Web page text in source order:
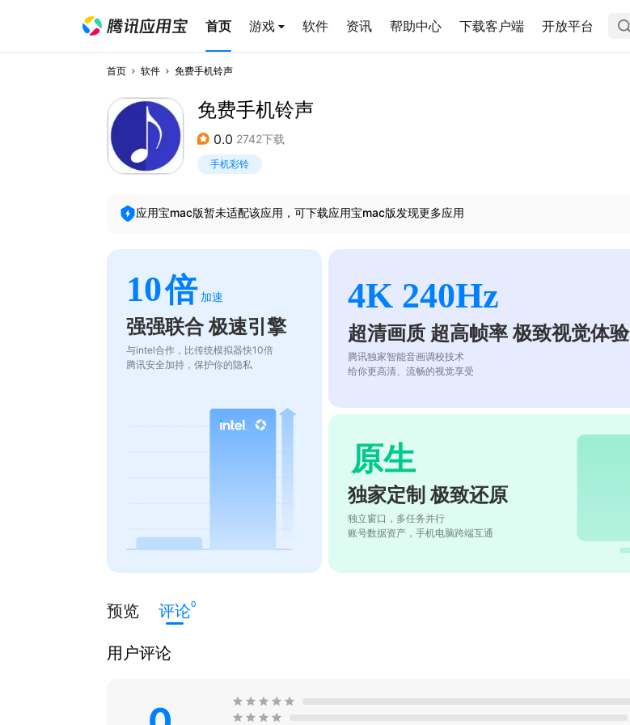
首页 游戏 软件 资讯 帮助中心 下载客户端 开放平台
首页 软件 免费手机铃声
免费手机铃声
0.0 2742下载
手机彩铃
应用宝mac版暂未适配该应用，可下载应用宝mac版发现更多应用
10倍 加速
强强联合 极速引擎
与intel合作，比传统模拟器快10倍
腾讯安全加持，保护你的隐私
4K 240Hz
超清画质 超高帧率 极致视觉体验
腾讯独家智能音画调校技术
给你更高清、流畅的视觉享受
原生
独家定制 极致还原
独立窗口，多任务并行
账号数据资产，手机电脑跨端互通
预览 评论0
用户评论